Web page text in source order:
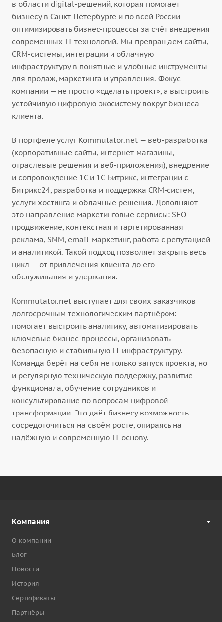
в области digital-решений, которая помогает
бизнесу в Санкт-Петербурге и по всей России
оптимизировать бизнес-процессы за счёт внедрения
современных IT-технологий. Мы превращаем сайты,
CRM-системы, интеграции и облачную
инфраструктуру в понятные и удобные инструменты
для продаж, маркетинга и управления. Фокус
компании — не просто «сделать проект», а выстроить
устойчивую цифровую экосистему вокруг бизнеса
клиента.
В портфеле услуг Kommutator.net — веб-разработка
(корпоративные сайты, интернет-магазины,
отраслевые решения и веб-приложения), внедрение
и сопровождение 1С и 1С-Битрикс, интеграции с
Битрикс24, разработка и поддержка CRM-систем,
услуги хостинга и облачные решения. Дополняют
это направление маркетинговые сервисы: SEO-
продвижение, контекстная и таргетированная
реклама, SMM, email-маркетинг, работа с репутацией
и аналитикой. Такой подход позволяет закрыть весь
цикл — от привлечения клиента до его
обслуживания и удержания.
Kommutator.net выступает для своих заказчиков
долгосрочным технологическим партнёром:
помогает выстроить аналитику, автоматизировать
ключевые бизнес-процессы, организовать
безопасную и стабильную IT-инфраструктуру.
Команда берёт на себя не только запуск проекта, но
и регулярную техническую поддержку, развитие
функционала, обучение сотрудников и
консультирование по вопросам цифровой
трансформации. Это даёт бизнесу возможность
сосредоточиться на своём росте, опираясь на
надёжную и современную IT-основу.
Компания
О компании
Блог
Новости
История
Сертификаты
Партнёры